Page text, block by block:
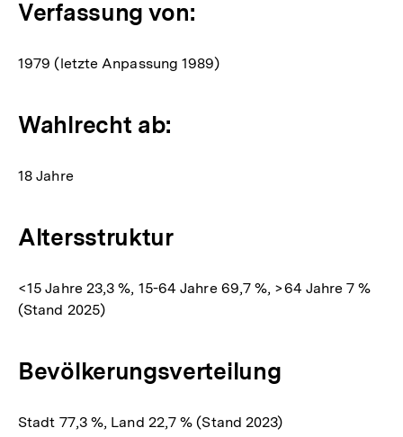
Verfassung von:
1979 (letzte Anpassung 1989)
Wahlrecht ab:
18 Jahre
Altersstruktur
<15 Jahre 23,3 %, 15-64 Jahre 69,7 %, >64 Jahre 7 %
(Stand 2025)
Bevölkerungsverteilung
Stadt 77,3 %, Land 22,7 % (Stand 2023)